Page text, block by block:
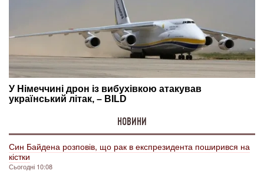
НОВИНИ
Син Байдена розповів, що рак в експрезидента поширився на
кістки
Сьогодні 10:08